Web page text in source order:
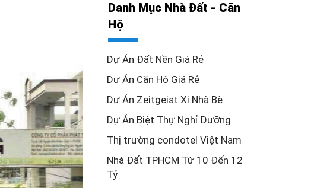
Danh Mục Nhà Đất - Căn
Hộ
Dự Án Đất Nền Giá Rẻ
Dự Án Căn Hộ Giá Rẻ
Dự Án Zeitgeist Xi Nhà Bè
Dự Án Biệt Thự Nghỉ Dưỡng
Thị trường condotel Việt Nam
Nhà Đất TPHCM Từ 10 Đến 12
Tỷ